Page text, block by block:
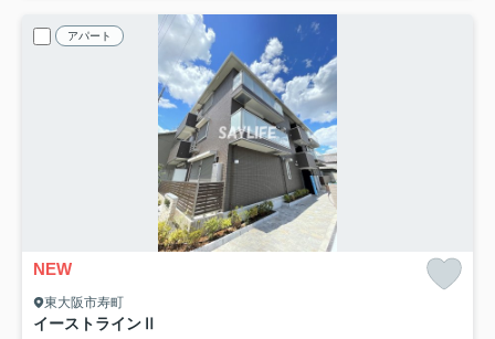
アパート
NEW
東大阪市寿町
イーストラインⅡ